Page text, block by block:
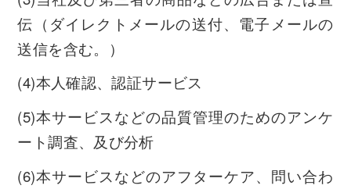
伝（ダイレクトメールの送付、電子メールの
送信を含む。）
(4)本人確認、認証サービス
(5)本サービスなどの品質管理のためのアンケ
ート調査、及び分析
(6)本サービスなどのアフターケア、問い合わ